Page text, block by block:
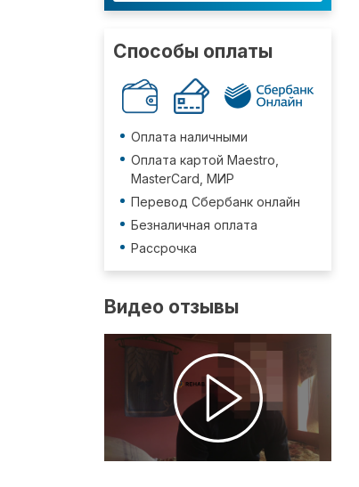
Способы оплаты
Оплата наличными
Оплата картой Maestro,
MasterCard, МИР
Перевод Сбербанк онлайн
Безналичная оплата
Рассрочка
Видео отзывы